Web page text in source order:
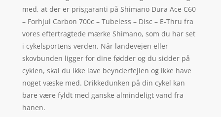
med, at der er prisgaranti på Shimano Dura Ace C60
– Forhjul Carbon 700c – Tubeless – Disc – E-Thru fra
vores eftertragtede mærke Shimano, som du har set
i cykelsportens verden. Når landevejen eller
skovbunden ligger for dine fødder og du sidder på
cyklen, skal du ikke lave beynderfejlen og ikke have
noget væske med. Drikkedunken på din cykel kan
bare være fyldt med ganske almindeligt vand fra
hanen.